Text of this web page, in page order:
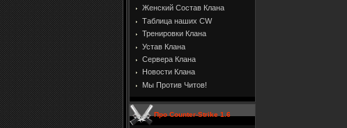
Женский Состав Клана
Таблица наших CW
Тренировки Клана
Устав Клана
Сервера Клана
Новости Клана
Мы Против Читов!
Про Counter-Strike 1.6